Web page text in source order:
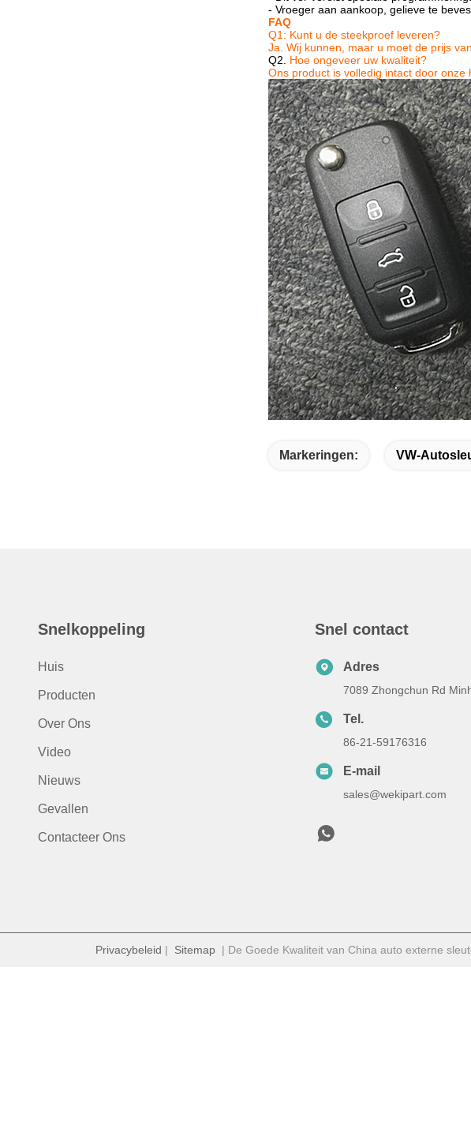
- Vroeger aan aankoop, gelieve te
FAQ
Q1: Kunt u de steekproef leveren?
Ja. Wij kunnen, maar u moet de prijs
Q2. Hoe ongeveer uw kwaliteit?
Ons product is volledig intact door onze
Markeringen: VW-
Snelkoppeling
Huis
Producten
Over Ons
Video
Nieuws
Gevallen
Contacteer Ons
Snel contact
Adres
7089 Zhongchun Rd
Tel.
86-21-59176316
E-mail
sales@wekipart.com
Privacybeleid | Sitemap | De Goede Kwaliteit van China auto externe